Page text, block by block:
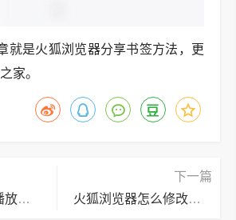
是火狐浏览器分享书签方法，更
家。
火狐浏览器自动播放怎么设置？火狐浏览器自动播放设置方法
下一篇
火狐浏览器怎么修改字体大小?火狐浏览器修改字体大小教程